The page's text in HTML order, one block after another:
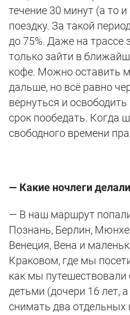
течение 30 минут (а то
поездку. За такой
до 75%. Даже на трассе
только зайти в
кофе. Можно оставить
дальше, но всё равно
вернуться и
срок пообедать. Когда
свободного времени
— Какие ночлеги
— В наш маршрут
Познань, Берлин,
Венеция, Вена и
Краковом, где мы
как мы
детьми (дочери 16 лет,
снимать два